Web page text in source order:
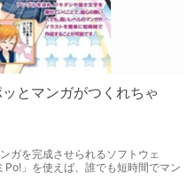
とマンガがつくれちゃ
ガを完成させられるソフトウェ
」を使えば、誰でも短時間でマン